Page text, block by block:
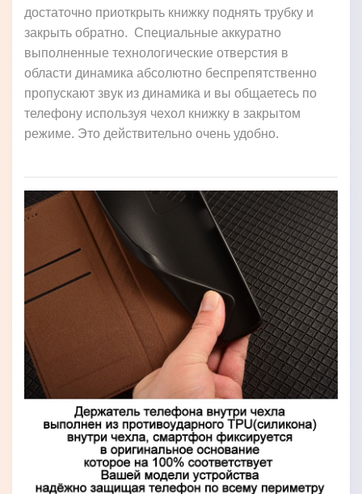
достаточно приоткрыть книжку поднять трубку и
закрыть обратно. Специальные аккуратно
выполненные технологические отверстия в
области динамика абсолютно беспрепятственно
пропускают звук из динамика и вы общаетесь по
телефону используя чехол книжку в закрытом
режиме. Это действительно очень удобно.